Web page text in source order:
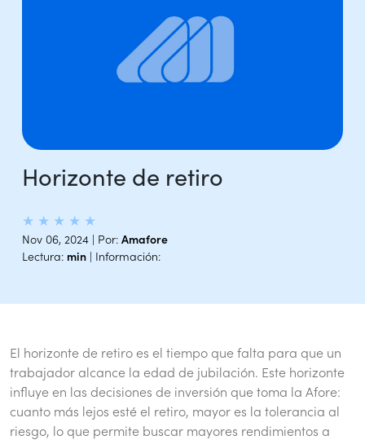
Horizonte de retiro
★ ★ ★ ★ ★
Nov 06, 2024 | Por: Amafore
Lectura: min | Información:
El horizonte de retiro es el tiempo que falta para que un
trabajador alcance la edad de jubilación. Este horizonte
influye en las decisiones de inversión que toma la Afore:
cuanto más lejos esté el retiro, mayor es la tolerancia al
riesgo, lo que permite buscar mayores rendimientos a